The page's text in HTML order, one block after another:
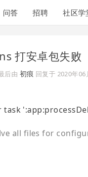
问答 招聘 社区学
打安卓包失败
后由 初痕 回复于 2020年06
all files for